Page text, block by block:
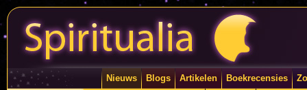
Nieuws Blogs Artikelen Boekrecensies